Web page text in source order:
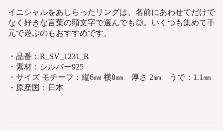
イニシャルをあしらったリングは、名前にあわせてだけで
なく好きな言葉の頭文字で選んでも◎。いくつも集めて手
元で遊ぶのもおすすめです。
・品番：R_SV_1231_R
・素材：シルバー925
・サイズ モチーフ：縦6㎜ 横8㎜ 厚さ 2㎜ うで：1.1㎜
・原産国：日本